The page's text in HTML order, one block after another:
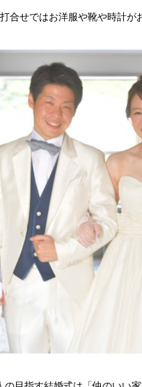
合せではお洋服や靴や時計が